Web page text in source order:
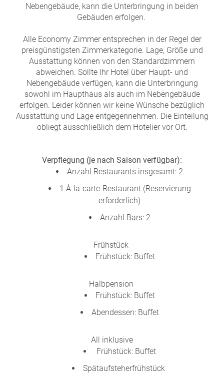
Nebengebäude, kann die Unterbringung in beiden
Gebäuden erfolgen.
Alle Economy Zimmer entsprechen in der Regel der
preisgünstigsten Zimmerkategorie. Lage, Größe und
Ausstattung können von den Standardzimmern
abweichen. Sollte Ihr Hotel über Haupt- und
Nebengebäude verfügen, kann die Unterbringung
sowohl im Haupthaus als auch im Nebengebäude
erfolgen. Leider können wir keine Wünsche bezüglich
Ausstattung und Lage entgegennehmen. Die Einteilung
obliegt ausschließlich dem Hotelier vor Ort.
Verpflegung (je nach Saison verfügbar):
Anzahl Restaurants insgesamt: 2
1 À-la-carte-Restaurant (Reservierung
erforderlich)
Anzahl Bars: 2
Frühstück
Frühstück: Buffet
Halbpension
Frühstück: Buffet
Abendessen: Buffet
All inklusive
Frühstück: Buffet
Spätaufsteherfrühstück